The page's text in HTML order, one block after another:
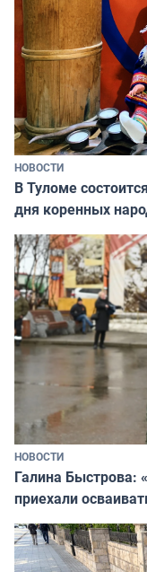
НОВОСТИ
В Туломе
дня коренных
НОВОСТИ
Галина Быстрова:
приехали